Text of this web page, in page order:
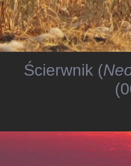
Ścierwnik (